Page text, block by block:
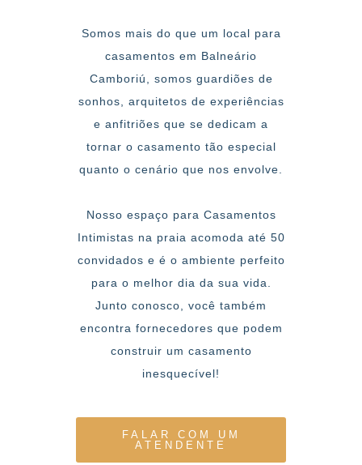
Somos mais do que um local para
casamentos em Balneário
Camboriú, somos guardiões de
sonhos, arquitetos de experiências
e anfitriões que se dedicam a
tornar o casamento tão especial
quanto o cenário que nos envolve.
Nosso espaço para Casamentos
Intimistas na praia acomoda até 50
convidados e é o ambiente perfeito
para o melhor dia da sua vida.
Junto conosco, você também
encontra fornecedores que podem
construir um casamento
inesquecível!
FALAR COM UM
ATENDENTE